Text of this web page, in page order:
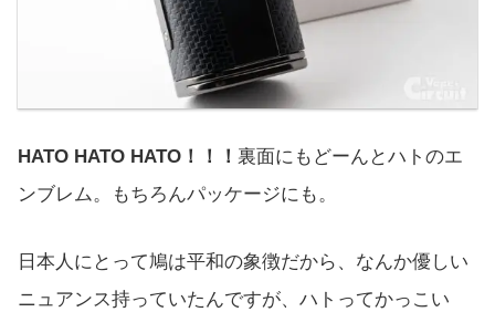
HATO HATO HATO！！！ 裏面にもどーんとハトのエ
ンブレム。もちろんパッケージにも。
日本人にとって鳩は平和の象徴だから、なんか優しい
ニュアンス持っていたんですが、ハトってかっこい